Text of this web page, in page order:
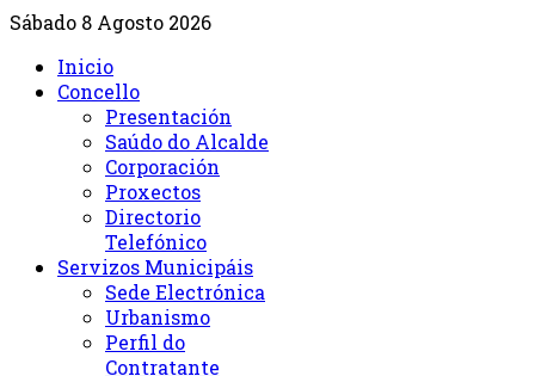
Sábado 8 Agosto 2026
Inicio
Concello
Presentación
Saúdo do Alcalde
Corporación
Proxectos
Directorio
Telefónico
Servizos Municipáis
Sede Electrónica
Urbanismo
Perfil do
Contratante